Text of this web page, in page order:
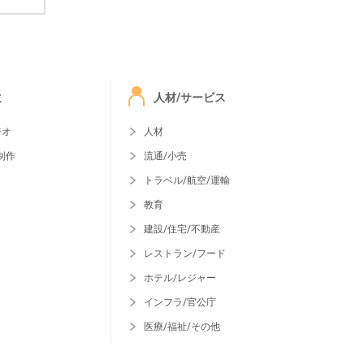
作
人材/サービス
人材
流通/小売
トラベル/航空/運輸
教育
建設/住宅/不動産
レストラン/フード
ホテル/レジャー
インフラ/官公庁
医療/福祉/その他